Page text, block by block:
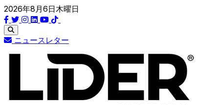
2026年8月6日木曜日
ニュースレター